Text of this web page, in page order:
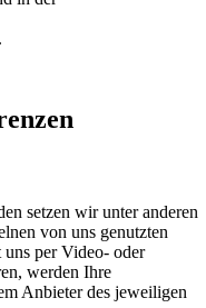
.
setzen wir unter anderen
von uns genutzten
uns per Video- oder
werden Ihre
Anbieter des jeweiligen